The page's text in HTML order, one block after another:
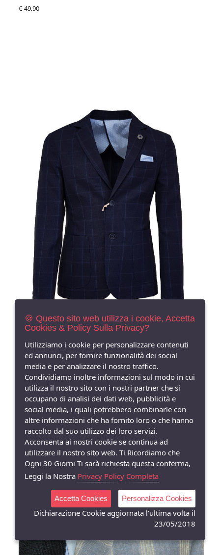
€ 49,90
giacca uomo slim sartoriale con toppe lana stretch made in italy
€ 50,90
🍪 Questo sito web utilizza i cookie, Accetta
Cookies & Policy Sulla Privacy?
Utilizziamo i cookie per personalizzare contenuti
ed annunci, per fornire funzionalità dei social
media e per analizzare il nostro traffico.
Condividiamo inoltre informazioni sul modo in cui
utilizza il nostro sito con i nostri partner che si
occupano di analisi dei dati web, pubblicità e
social media, i quali potrebbero combinarle con
altre informazioni che ha fornito loro o che hanno
raccolto dal suo utilizzo dei loro servizi.
Acconsenta ai nostri cookie se continua ad
utilizzare il nostro sito web. Ti Ricordiamo che
Ogni 30 Giorni Ti sarà richiesta questa conferma,
Leggi la Nostra Privacy Policy Completa
Accetta Cookies Personalizza Cookies
Dichiarazione Cookie aggiornata l'ultima volta il
23/05/2018